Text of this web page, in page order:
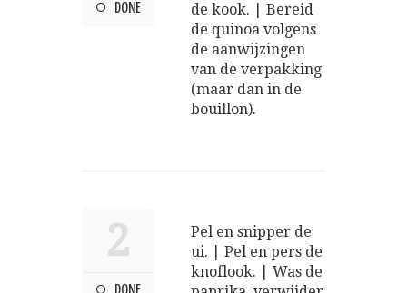
DONE
de kook. | Bereid
de quinoa volgens
de aanwijzingen
van de verpakking
(maar dan in de
bouillon).
2
Pel en snipper de
ui. | Pel en pers de
knoflook. | Was de